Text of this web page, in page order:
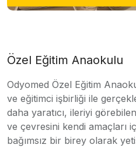
Özel Eğitim Anaokulu
Odyomed Özel Eğitim
ve eğitimci işbirliği ile
daha yaratıcı, ileriyi
ve çevresini kendi amaçları
bağımsız bir birey olarak